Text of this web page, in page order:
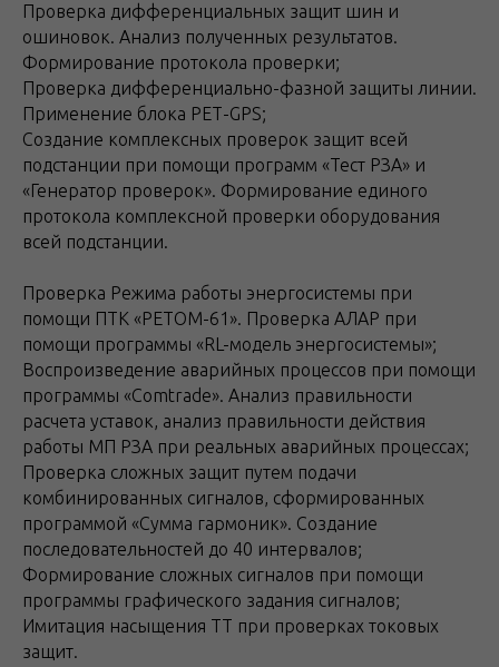
Проверка дифференциальных защит шин и
ошиновок. Анализ полученных результатов.
Формирование протокола проверки;
Проверка дифференциально-фазной защиты линии.
Применение блока РЕТ-GPS;
Создание комплексных проверок защит всей
подстанции при помощи программ «Тест РЗА» и
«Генератор проверок». Формирование единого
протокола комплексной проверки оборудования
всей подстанции.
Проверка Режима работы энергосистемы при
помощи ПТК «РЕТОМ-61». Проверка АЛАР при
помощи программы «RL-модель энергосистемы»;
Воспроизведение аварийных процессов при помощи
программы «Comtrade». Анализ правильности
расчета уставок, анализ правильности действия
работы МП РЗА при реальных аварийных процессах;
Проверка сложных защит путем подачи
комбинированных сигналов, сформированных
программой «Сумма гармоник». Создание
последовательностей до 40 интервалов;
Формирование сложных сигналов при помощи
программы графического задания сигналов;
Имитация насыщения ТТ при проверках токовых
защит.